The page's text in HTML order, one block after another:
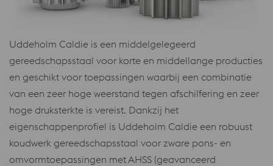
Uddeholm Caldie is een middelgelegeerd
gereedschapsstaal voor korte en middellange producties
en geschikt voor toepassingen waarbij een combinatie
van een zeer hoge weerstand tegen afschilfering en zeer
hoge druksterkte is vereist. Dankzij het
eigenschappenprofiel is Uddeholm Caldie een robuust
koudwerk gereedschapsstaal voor zware pons- en
omvormtoepassingen met AHSS (geavanceerd